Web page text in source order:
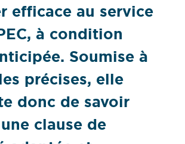
efficace au service
à condition
Soumise à
précises, elle
donc de savoir
clause de